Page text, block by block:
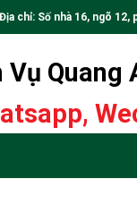
Số nhà 16, ngõ 12,
Quang